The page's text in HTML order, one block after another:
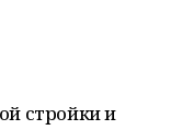
стройки и